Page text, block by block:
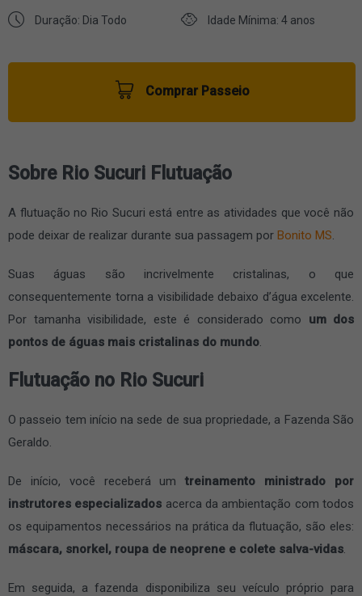
Duração: Dia Todo Idade Mínima: 4 anos
Comprar Passeio
Sobre Rio Sucuri Flutuação
A flutuação no Rio Sucuri está entre as atividades que você não
pode deixar de realizar durante sua passagem por Bonito MS
Suas águas são incrivelmente cristalinas, o que
consequentemente torna a visibilidade debaixo d’água excelente.
Por tamanha visibilidade, este é considerado como um dos
pontos de águas mais cristalinas do mundo
Flutuação no Rio Sucuri
O passeio tem início na sede de sua propriedade, a Fazenda São
Geraldo.
De início, você receberá umtreinamento ministrado por
instrutores especializados acerca da ambientação com todos
os equipamentos necessários na prática da flutuação, são eles:
máscara, snorkel, roupa de neoprene e colete salva-vidas
Em seguida, a fazenda disponibiliza seu veículo próprio para